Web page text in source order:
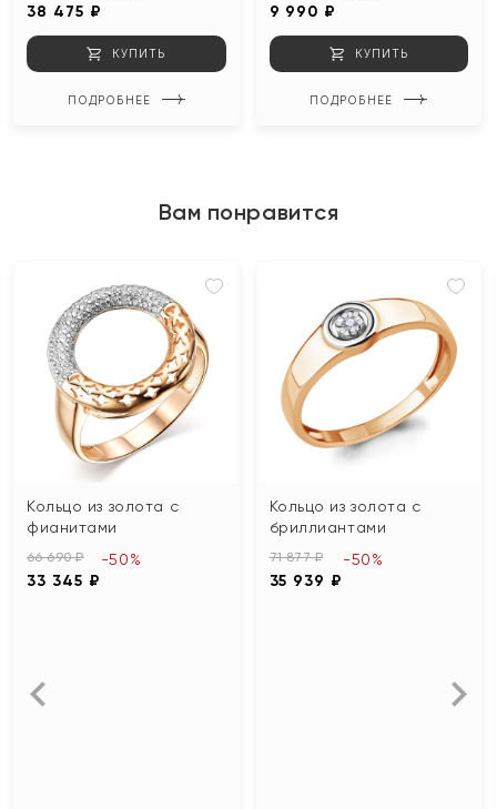
38 475 ₽
КУПИТЬ
ПОДРОБНЕЕ
9 990 ₽
КУПИТЬ
ПОДРОБНЕЕ
Вам понравится
Кольцо из золота с
фианитами
66 690 ₽
33 345 ₽
-50%
Кольцо из золота с
бриллиантами
71 877 ₽
35 939 ₽
-50%